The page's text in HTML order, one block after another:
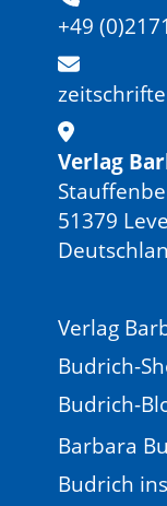
+49
Verlag
51379
Verlag
Budrich-
Budrich-
Barbara
Budrich